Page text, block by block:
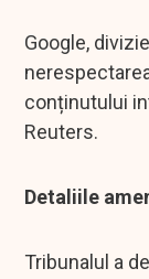
Google,
conținutului
Reuters.
Detaliile
Tribunalul a